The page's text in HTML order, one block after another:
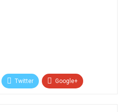
Twitter Google+